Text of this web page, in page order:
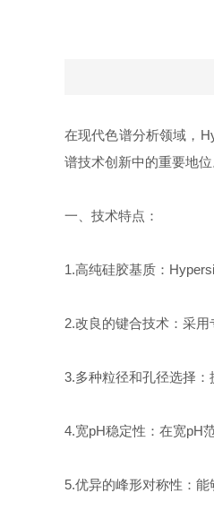
在现代色谱分析领域，
谱技术创新中的重要地位
一、技术特点：
1.高纯硅胶基质：
2.改良的键合技术：采
3.多种粒径和孔径选择
4.宽pH稳定性：在宽pH
5.优异的峰形对称性：